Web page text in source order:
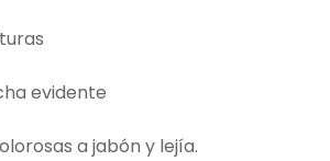
evidente
a jabón y lejía.